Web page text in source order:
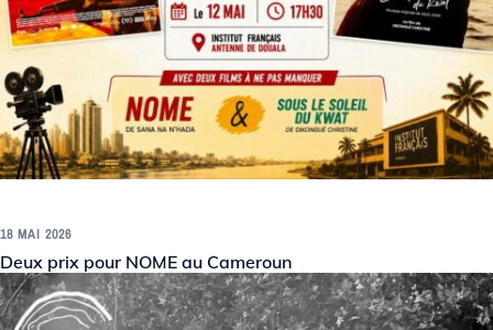
18 MAI 2026
Deux prix pour NOME au Cameroun